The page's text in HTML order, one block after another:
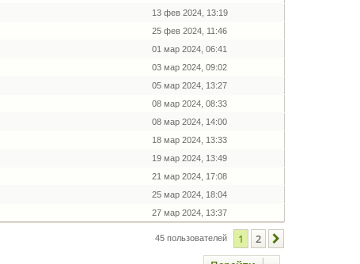
13 фев 2024, 13:19
25 фев 2024, 11:46
01 мар 2024, 06:41
03 мар 2024, 09:02
05 мар 2024, 13:27
08 мар 2024, 08:33
08 мар 2024, 14:00
18 мар 2024, 13:33
19 мар 2024, 13:49
21 мар 2024, 17:08
25 мар 2024, 18:04
27 мар 2024, 13:37
45 пользователей 1 2